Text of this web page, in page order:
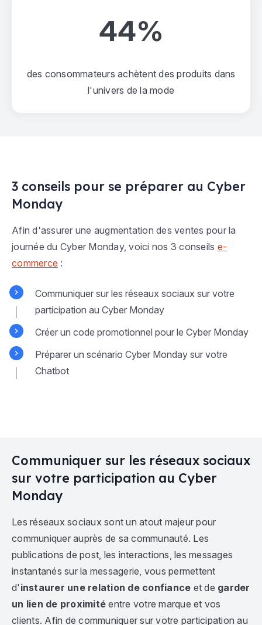
44%
des consommateurs achètent des produits dans
l'univers de la mode
3 conseils pour se préparer au Cyber
Monday
Afin d'assurer une augmentation des ventes pour la
journée du Cyber Monday, voici nos 3 conseils e-
commerce :
Communiquer sur les réseaux sociaux sur votre
participation au Cyber Monday
Créer un code promotionnel pour le Cyber Monday
Préparer un scénario Cyber Monday sur votre
Chatbot
Communiquer sur les réseaux sociaux
sur votre participation au Cyber
Monday
Les réseaux sociaux sont un atout majeur pour
communiquer auprès de sa communauté. Les
publications de post, les interactions, les messages
instantanés sur la messagerie, vous permettent
d'instaurer une relation de confiance et de garder
un lien de proximité entre votre marque et vos
clients. Afin de communiquer sur votre participation au